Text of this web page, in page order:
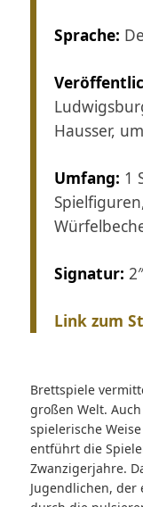
Sprache:
Hausser,
Umfang: 1
Signatur:
Link zum
Brettspiele
großen Welt.
spielerische
entführt die
Zwanzigerjahre.
Jugendlichen,